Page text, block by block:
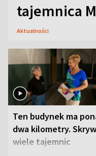
tajemnica
Aktualności
Ten budynek ma
dwa kilometry.
wiele tajemnic